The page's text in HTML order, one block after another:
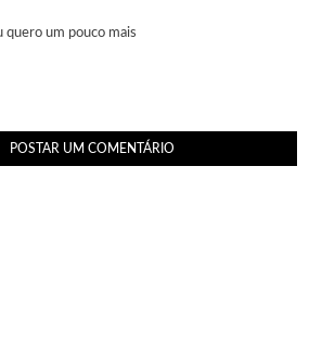
quero um pouco mais
POSTAR UM COMENTÁRIO